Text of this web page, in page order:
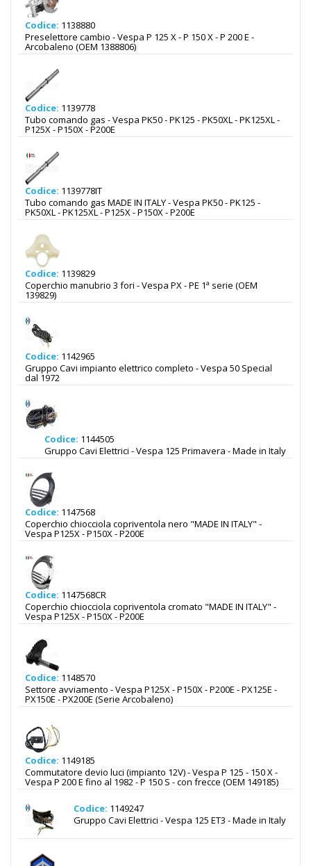
Codice: 1138880
Preselettore cambio - Vespa P 125 X - P 150 X - P 200 E -
Arcobaleno (OEM 1388806)
Codice: 1139778
Tubo comando gas - Vespa PK50 - PK125 - PK50XL - PK125XL -
P125X - P150X - P200E
Codice: 1139778IT
Tubo comando gas MADE IN ITALY - Vespa PK50 - PK125 -
PK50XL - PK125XL - P125X - P150X - P200E
Codice: 1139829
Coperchio manubrio 3 fori - Vespa PX - PE 1ª serie (OEM
139829)
Codice: 1142965
Gruppo Cavi impianto elettrico completo - Vespa 50 Special
dal 1972
Codice: 1144505
Gruppo Cavi Elettrici - Vespa 125 Primavera - Made in Italy
Codice: 1147568
Coperchio chiocciola copriventola nero "MADE IN ITALY" -
Vespa P125X - P150X - P200E
Codice: 1147568CR
Coperchio chiocciola copriventola cromato "MADE IN ITALY" -
Vespa P125X - P150X - P200E
Codice: 1148570
Settore avviamento - Vespa P125X - P150X - P200E - PX125E -
PX150E - PX200E (Serie Arcobaleno)
Codice: 1149185
Commutatore devio luci (impianto 12V) - Vespa P 125 - 150 X -
Vespa P 200 E fino al 1982 - P 150 S - con frecce (OEM 149185)
Codice: 1149247
Gruppo Cavi Elettrici - Vespa 125 ET3 - Made in Italy